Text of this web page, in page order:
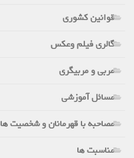
قوانین کشوری
گالری فیلم وعکس
مربی و مربیگری
مسائل آموزشی
مصاحبه با قهرمانان و شخصیت ها
مناسبت ها